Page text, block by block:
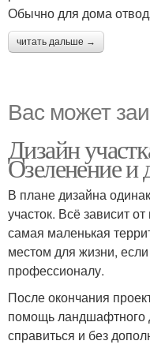
Обычно для дома
читать дальше →
Вас может
Дизайн
Озеленение и
В плане дизайна
участок. Всё зависит
самая маленькая
местом для жизни,
профессионалу.
После окончания
помощь ландшафтного
справиться и без